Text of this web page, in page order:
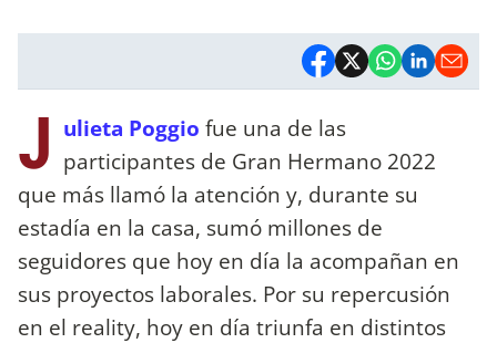
J ulieta Poggio fue una de las
participantes de Gran Hermano 2022
que más llamó la atención y, durante su
estadía en la casa, sumó millones de
seguidores que hoy en día la acompañan en
sus proyectos laborales. Por su repercusión
en el reality, hoy en día triunfa en distintos